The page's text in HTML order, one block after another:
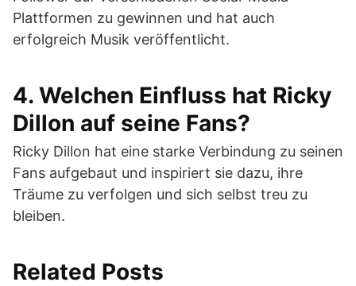
Plattformen zu gewinnen und hat auch
erfolgreich Musik veröffentlicht.
4. Welchen Einfluss hat Ricky
Dillon auf seine Fans?
Ricky Dillon hat eine starke Verbindung zu seinen
Fans aufgebaut und inspiriert sie dazu, ihre
Träume zu verfolgen und sich selbst treu zu
bleiben.
Related Posts